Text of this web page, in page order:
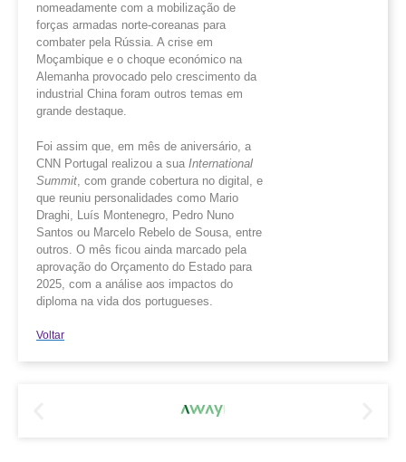
nomeadamente com a mobilização de
forças armadas norte-coreanas para
combater pela Rússia. A crise em
Moçambique e o choque económico na
Alemanha provocado pelo crescimento da
industrial China foram outros temas em
grande destaque.
Foi assim que, em mês de aniversário, a
CNN Portugal realizou a sua International
Summit , com grande cobertura no digital, e
que reuniu personalidades como Mario
Draghi, Luís Montenegro, Pedro Nuno
Santos ou Marcelo Rebelo de Sousa, entre
outros. O mês ficou ainda marcado pela
aprovação do Orçamento do Estado para
2025, com a análise aos impactos do
diploma na vida dos portugueses.
Voltar